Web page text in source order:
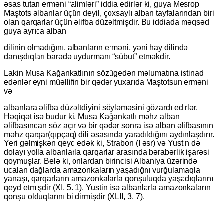
əsas tutan erməni “alimləri” iddia edirlər ki, guya Mesrop
Maştots albanlar üçün deyil, çoxsaylı alban tayfalarından biri
olan qarqarlar üçün əlifba düzəltmişdir. Bu iddiada məqsəd
guya ayrıca alban
dilinin olmadığını, albanların erməni, yəni hay dilində
danışdıqları barədə uydurmanı “sübut” etməkdir.
Lakin Musa Kağankatlının sözügedən məlumatına istinad
edənlər eyni müəllifin bir qədər yuxarıda Maştotsun erməni
və
albanlara əlifba düzəltdiyini söyləməsini gözardı edirlər.
Həqiqət isə budur ki, Musa Kağankatlı məhz alban
əlifbasından söz açır və bir qədər sonra isə alban əlifbasının
məhz qarqar(qıpçaq) dili əsasında yaradıldığını aydınlaşdırır.
Yeri gəlmişkən qeyd edək ki, Strabon (I əsr) və Yustin də
dolayı yolla albanlarla qarqarlar arasında bərabərlik işarəsi
qoymuşlar. Belə ki, onlardan birincisi Albaniya üzərində
ucalan dağlarda amazonkaların yaşadığnı vurğulamaqla
yanaşı, qarqarların amazonkalarla qonşuluqda yaşadıqlarını
qeyd etmişdir (XI, 5. 1). Yustin isə albanlarla amazonkaların
qonşu olduqlarını bildirmişdir (XLII, 3. 7).